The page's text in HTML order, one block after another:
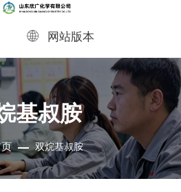
网站版本
基叔胺
双烷基叔胺